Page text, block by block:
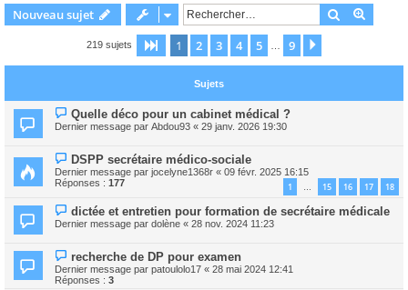
Nouveau sujet Rechercher
219 sujets Page 1sur9
1 2 3 4 5 9
Sujets
Quelle déco pour un cabinet médical ?
Dernier message par Abdou93 « 29 janv. 2026 19:30
DSPP secrétaire médico-sociale
Dernier message par jocelyne1368r « 09 févr. 2025 16:15
Réponses : 177 1 … 15 16 17 18
dictée et entretien pour formation de secrétaire médicale
Dernier message par dolène « 28 nov. 2024 11:23
recherche de DP pour examen
Dernier message par patoulolo17 « 28 mai 2024 12:41
Réponses : 3